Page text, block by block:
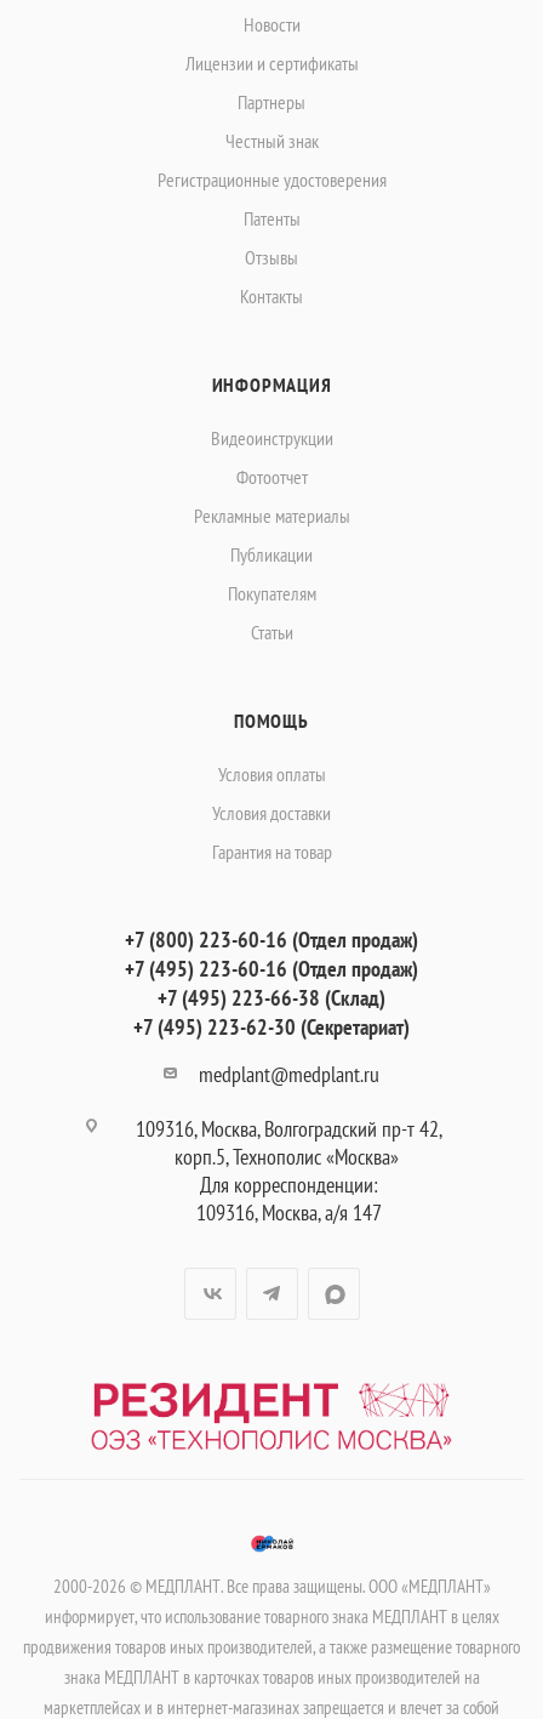
Новости
Лицензии и сертификаты
Партнеры
Честный знак
Регистрационные удостоверения
Патенты
Отзывы
Контакты
ИНФОРМАЦИЯ
Видеоинструкции
Фотоотчет
Рекламные материалы
Публикации
Покупателям
Статьи
ПОМОЩЬ
Условия оплаты
Условия доставки
Гарантия на товар
+7 (800) 223-60-16 (Отдел продаж)
+7 (495) 223-60-16 (Отдел продаж)
+7 (495) 223-66-38 (Склад)
+7 (495) 223-62-30 (Секретариат)
medplant@medplant.ru
109316, Москва, Волгоградский пр-т 42,
корп.5, Технополис «Москва»
Для корреспонденции:
109316, Москва, а/я 147
2000-2026 © МЕДПЛАНТ. Все права защищены. ООО «МЕДПЛАНТ»
информирует, что использование товарного знака МЕДПЛАНТ в целях
продвижения товаров иных производителей, а также размещение товарного
знака МЕДПЛАНТ в карточках товаров иных производителей на
маркетплейсах и в интернет-магазинах запрещается и влечет за собой